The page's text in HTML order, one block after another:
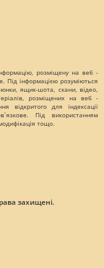
розміщену на веб -
Під інформацією розуміються
ящик-шота, скани, відео,
розміщених на веб -
відкритого для індексації
Під використанням
тощо.
захищені.